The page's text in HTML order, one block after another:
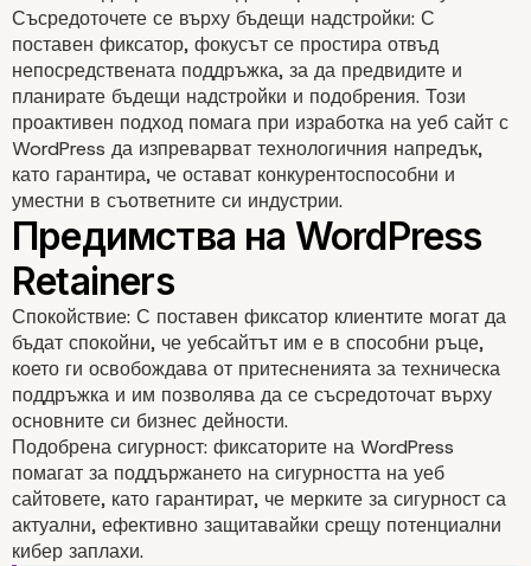
Съсредоточете се върху бъдещи надстройки: С
поставен фиксатор, фокусът се простира отвъд
непосредствената поддръжка, за да предвидите и
планирате бъдещи надстройки и подобрения. Този
проактивен подход помага при изработка на уеб сайт с
WordPress да изпреварват технологичния напредък,
като гарантира, че остават конкурентоспособни и
уместни в съответните си индустрии.
Спокойствие: С поставен фиксатор клиентите могат да
бъдат спокойни, че уебсайтът им е в способни ръце,
което ги освобождава от притесненията за техническа
поддръжка и им позволява да се съсредоточат върху
основните си бизнес дейности.
Подобрена сигурност: фиксаторите на WordPress
помагат за поддържането на сигурността на уеб
сайтовете, като гарантират, че мерките за сигурност са
актуални, ефективно защитавайки срещу потенциални
кибер заплахи.